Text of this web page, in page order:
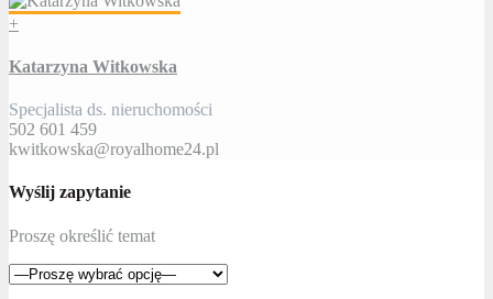
+
Katarzyna Witkowska
Specjalista ds. nieruchomości
502 601 459
kwitkowska@royalhome24.pl
Wyślij zapytanie
Proszę określić temat